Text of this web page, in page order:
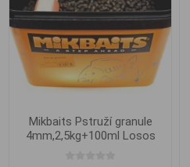
Mikbaits Pstruží granule
4mm,2,5kg+100ml Losos